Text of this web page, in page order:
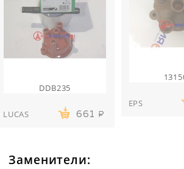
DDB235
LUCAS 661
EPS
Заменители: